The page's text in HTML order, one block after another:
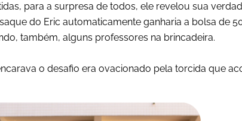
para a surpresa de todos, ele revelou sua
do Eric automaticamente ganharia a bolsa de
também, alguns professores na brincadeira.
o desafio era ovacionado pela torcida que